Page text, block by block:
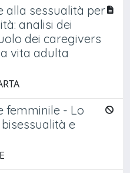
alla sessualità per
analisi dei
dei caregivers
vita adulta
femminile - Lo
e